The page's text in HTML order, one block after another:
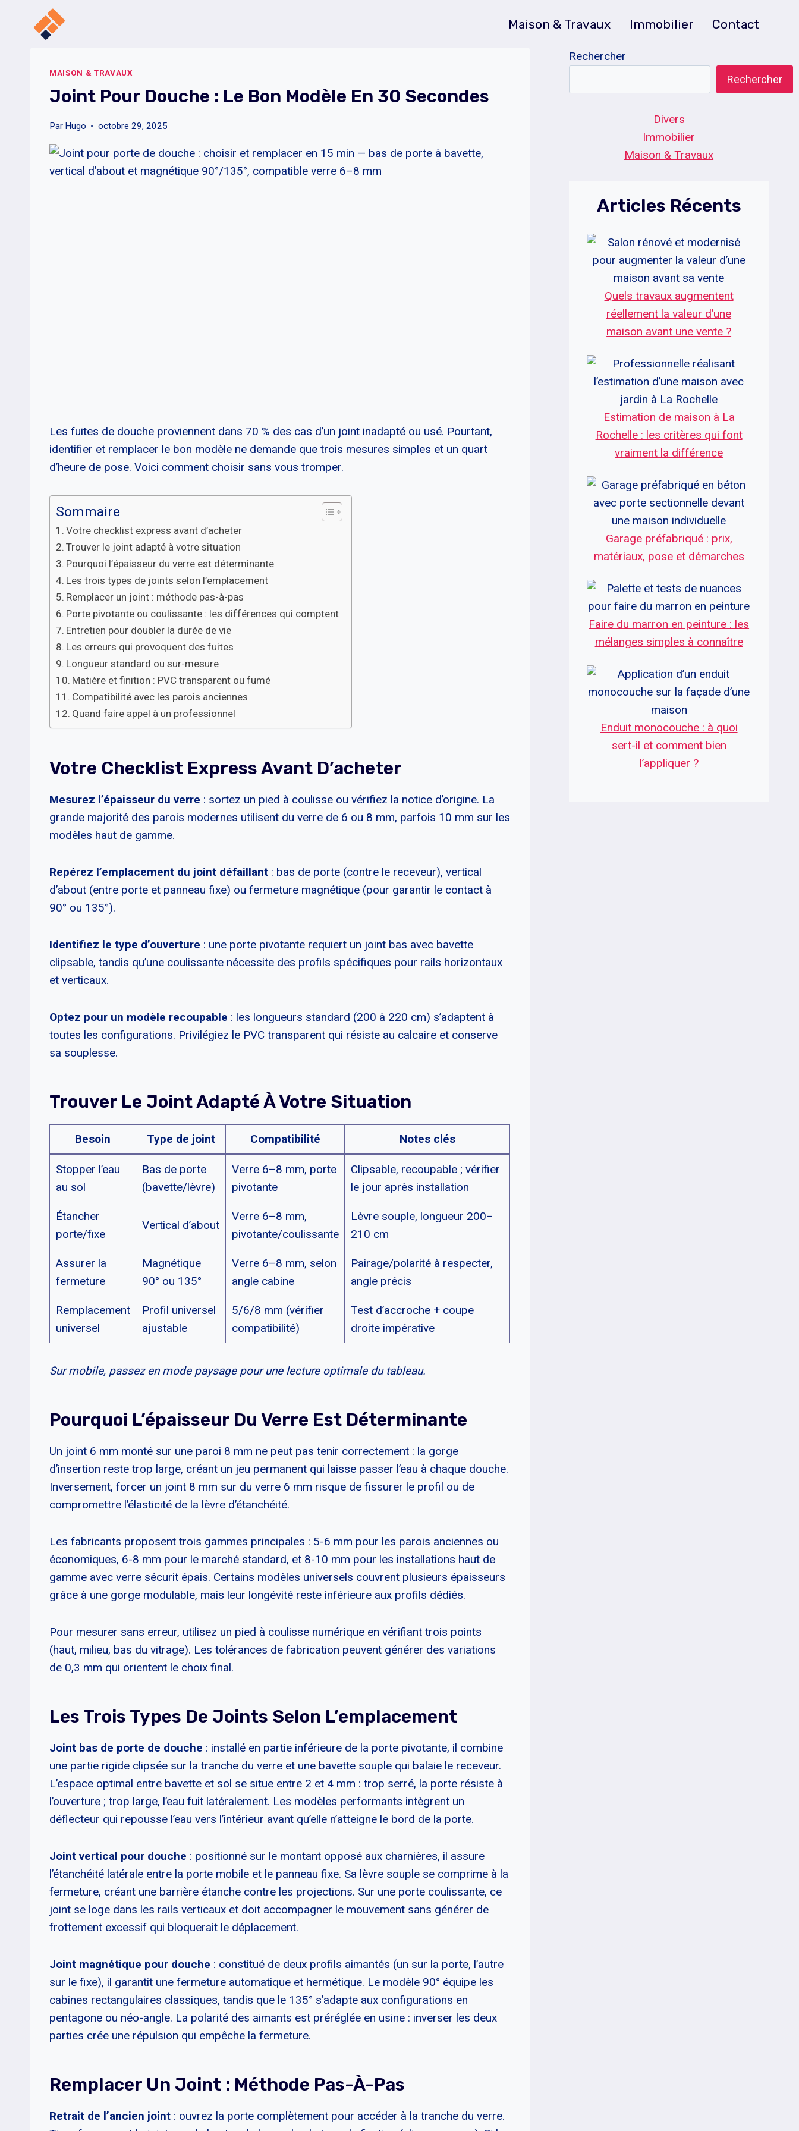
Maison & Travaux Immobilier Contact
MAISON & TRAVAUX
Joint Pour Douche : Le Bon Modèle En 30 Secondes
Par Hugo octobre 29, 2025
Les fuites de douche proviennent dans 70 % des cas d’un joint inadapté ou usé. Pourtant,
identifier et remplacer le bon modèle ne demande que trois mesures simples et un quart
d’heure de pose. Voici comment choisir sans vous tromper.
Sommaire
Votre checklist express avant d’acheter
Trouver le joint adapté à votre situation
Pourquoi l’épaisseur du verre est déterminante
Les trois types de joints selon l’emplacement
Remplacer un joint : méthode pas-à-pas
Porte pivotante ou coulissante : les différences qui comptent
Entretien pour doubler la durée de vie
Les erreurs qui provoquent des fuites
Longueur standard ou sur-mesure
Matière et finition : PVC transparent ou fumé
Compatibilité avec les parois anciennes
Quand faire appel à un professionnel
Votre Checklist Express Avant D’acheter
Mesurez l’épaisseur du verre : sortez un pied à coulisse ou vérifiez la notice d’origine. La
grande majorité des parois modernes utilisent du verre de 6 ou 8 mm, parfois 10 mm sur les
modèles haut de gamme.
Repérez l’emplacement du joint défaillant : bas de porte (contre le receveur), vertical
d’about (entre porte et panneau fixe) ou fermeture magnétique (pour garantir le contact à
90° ou 135°).
Identifiez le type d’ouverture : une porte pivotante requiert un joint bas avec bavette
clipsable, tandis qu’une coulissante nécessite des profils spécifiques pour rails horizontaux
et verticaux.
Optez pour un modèle recoupable : les longueurs standard (200 à 220 cm) s’adaptent à
toutes les configurations. Privilégiez le PVC transparent qui résiste au calcaire et conserve
sa souplesse.
Trouver Le Joint Adapté À Votre Situation
Besoin Type de joint Compatibilité Notes clés
Stopper l’eau
au sol
Bas de porte
(bavette/lèvre)
Verre 6–8 mm, porte
pivotante
Clipsable, recoupable ; vérifier
le jour après installation
Étancher
porte/fixe
Vertical d’about
Verre 6–8 mm,
pivotante/coulissante
Lèvre souple, longueur 200–
210 cm
Assurer la
fermeture
Magnétique
90° ou 135°
Verre 6–8 mm, selon
angle cabine
Pairage/polarité à respecter,
angle précis
Remplacement
universel
Profil universel
ajustable
5/6/8 mm (vérifier
compatibilité)
Test d’accroche + coupe
droite impérative
Sur mobile, passez en mode paysage pour une lecture optimale du tableau.
Pourquoi L’épaisseur Du Verre Est Déterminante
Un joint 6 mm monté sur une paroi 8 mm ne peut pas tenir correctement : la gorge
d’insertion reste trop large, créant un jeu permanent qui laisse passer l’eau à chaque douche.
Inversement, forcer un joint 8 mm sur du verre 6 mm risque de fissurer le profil ou de
compromettre l’élasticité de la lèvre d’étanchéité.
Les fabricants proposent trois gammes principales : 5-6 mm pour les parois anciennes ou
économiques, 6-8 mm pour le marché standard, et 8-10 mm pour les installations haut de
gamme avec verre sécurit épais. Certains modèles universels couvrent plusieurs épaisseurs
grâce à une gorge modulable, mais leur longévité reste inférieure aux profils dédiés.
Pour mesurer sans erreur, utilisez un pied à coulisse numérique en vérifiant trois points
(haut, milieu, bas du vitrage). Les tolérances de fabrication peuvent générer des variations
de 0,3 mm qui orientent le choix final.
Les Trois Types De Joints Selon L’emplacement
Joint bas de porte de douche : installé en partie inférieure de la porte pivotante, il combine
une partie rigide clipsée sur la tranche du verre et une bavette souple qui balaie le receveur.
L’espace optimal entre bavette et sol se situe entre 2 et 4 mm : trop serré, la porte résiste à
l’ouverture ; trop large, l’eau fuit latéralement. Les modèles performants intègrent un
déflecteur qui repousse l’eau vers l’intérieur avant qu’elle n’atteigne le bord de la porte.
Joint vertical pour douche : positionné sur le montant opposé aux charnières, il assure
l’étanchéité latérale entre la porte mobile et le panneau fixe. Sa lèvre souple se comprime à la
fermeture, créant une barrière étanche contre les projections. Sur une porte coulissante, ce
joint se loge dans les rails verticaux et doit accompagner le mouvement sans générer de
frottement excessif qui bloquerait le déplacement.
Joint magnétique pour douche : constitué de deux profils aimantés (un sur la porte, l’autre
sur le fixe), il garantit une fermeture automatique et hermétique. Le modèle 90° équipe les
cabines rectangulaires classiques, tandis que le 135° s’adapte aux configurations en
pentagone ou néo-angle. La polarité des aimants est préréglée en usine : inverser les deux
parties crée une répulsion qui empêche la fermeture.
Remplacer Un Joint : Méthode Pas-À-Pas
Retrait de l’ancien joint : ouvrez la porte complètement pour accéder à la tranche du verre.
Rechercher
Rechercher
Divers
Immobilier
Maison & Travaux
Articles Récents
Quels travaux augmentent
réellement la valeur d’une
maison avant une vente ?
Estimation de maison à La
Rochelle : les critères qui font
vraiment la différence
Garage préfabriqué : prix,
matériaux, pose et démarches
Faire du marron en peinture : les
mélanges simples à connaître
Enduit monocouche : à quoi
sert-il et comment bien
l’appliquer ?